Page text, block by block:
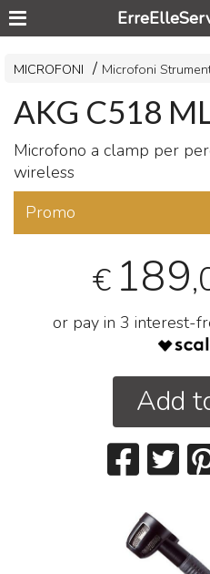
MICROFONI Microfoni
AKG C518
Microfono a clamp per
wireless
Promo
€ 189
or pay in 3 interest-
Add